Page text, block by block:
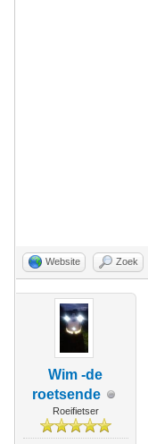
Website Zoek
Wim -de
roetsende
Roeifietser